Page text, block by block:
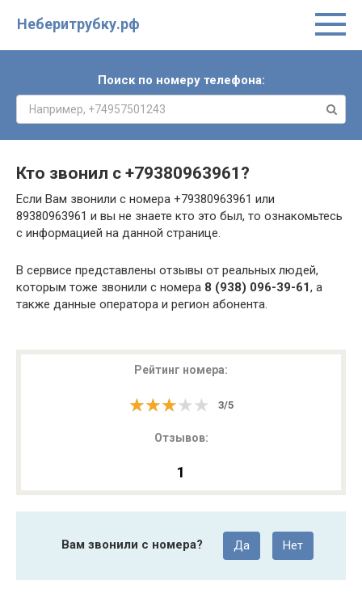
Неберитрубку.рф
Поиск по номеру телефона:
Кто звонил с +79380963961 ?
Если Вам звонили с номера +79380963961 или
89380963961 и вы не знаете кто это был, то ознакомьтесь
с информацией на данной странице.
В сервисе представлены отзывы от реальных людей,
которым тоже звонили с номера 8 (938) 096-39-61, а
также данные оператора и регион абонента.
Рейтинг номера:
★★★★★
★★★★★ 3/5
Отзывов:
1
Вам звонили с номера? Да Нет